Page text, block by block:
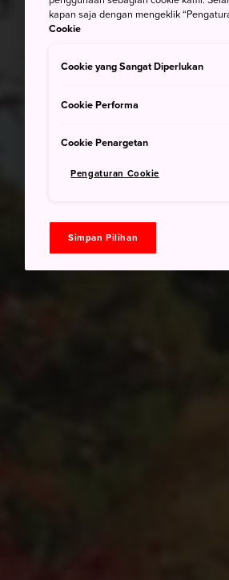
kapan saja dengan mengeklik
Cookie
Cookie yang Sangat Diperlukan
Cookie Performa
Cookie Penargetan
Pengaturan Cookie
Simpan Pilihan